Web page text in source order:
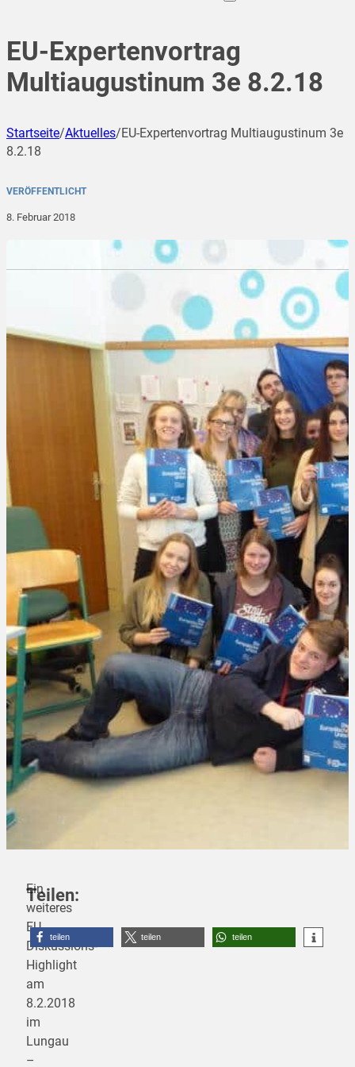
EU-Expertenvortrag
Multiaugustinum 3e 8.2.18
Startseite/Aktuelles/EU-Expertenvortrag Multiaugustinum 3e
8.2.18
VERÖFFENTLICHT
8. Februar 2018
Ein
weiteres
EU-
Diskussions-
Highlight
am
8.2.2018
im
Lungau
–
Teilen:
teilen teilen teilen